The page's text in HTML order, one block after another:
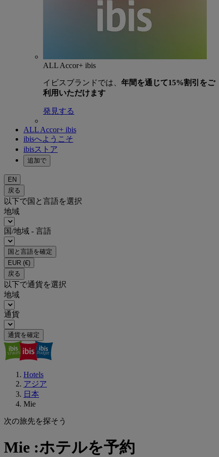
ALL Accor+ ibis
イビスブランドでは、 年間を通じて15%割引をご
利用いただけます
発見する
ALL Accor+ ibis
ibisへようこそ
ibisストア
追加で
EN
戻る
以下で国と言語を選択
地域
国/地域 - 言語
国と言語を確定
EUR (€)
戻る
以下で通貨を選択
地域
通貨
通貨を確定
Hotels
アジア
日本
Mie
次の旅先を探そう
Mie :ホテルを予約